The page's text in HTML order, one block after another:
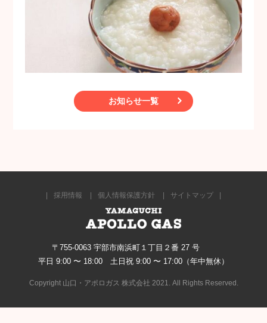
お知らせ一覧
採用情報 個人情報保護方針 サイトマップ
〒755-0063 宇部市南浜町１丁目２番 27 号
平日 9:00 〜 18:00 土日祝 9:00 〜 17:00（年中無休）
Copyright 山口・アポロガス 株式会社 2021. All Rights Reserved.